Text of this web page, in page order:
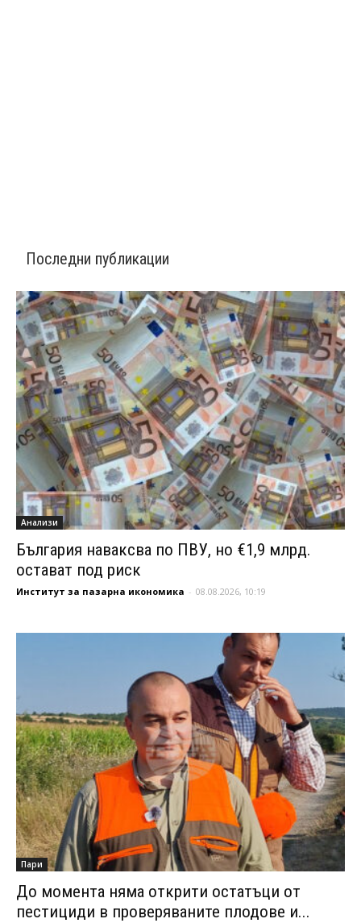
Последни публикации
Анализи
България наваксва по ПВУ, но €1,9 млрд.
остават под риск
Институт за пазарна икономика - 08.08.2026, 10:19
Пари
До момента няма открити остатъци от
пестициди в проверяваните плодове и...